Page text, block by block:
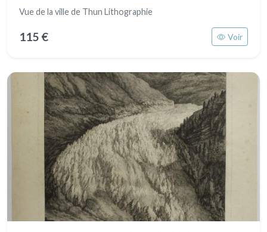
Vue de la ville de Thun Lithographie
115 € Voir